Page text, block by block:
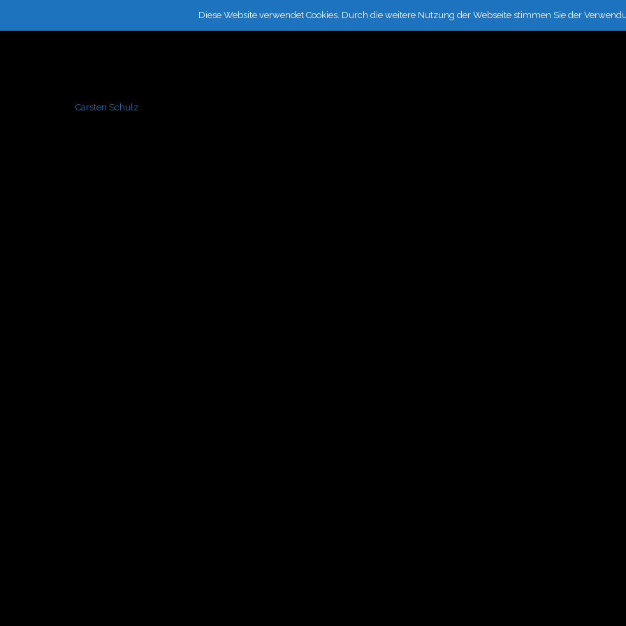
Diese Website verwendet Cookies. Durch die weitere Nutzung der Webseite stimmen Sie der